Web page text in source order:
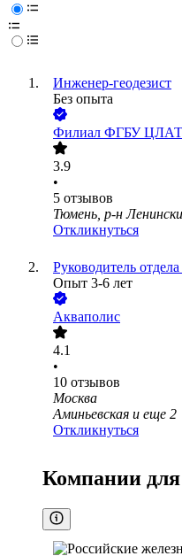
Инженер-геодезист
Без опыта
Филиал ФГБУ
3.9
•
5 отзывов
Тюмень, р-н
Откликнуться
Руководитель
Опыт 3-6 лет
Акваполис
4.1
•
10 отзывов
Москва
Аминьевская и еще 2
Откликнуться
Компании для